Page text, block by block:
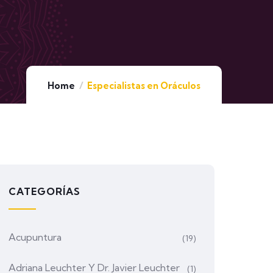
Home Especialistas en Oráculos
CATEGORÍAS
Acupuntura (19)
Adriana Leuchter Y Dr. Javier Leuchter (1)